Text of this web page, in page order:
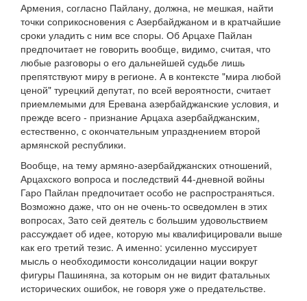
Армения, согласно Пайлану, должна, не мешкая, найти
точки соприкосновения с Азербайджаном и в кратчайшие
сроки уладить с ним все споры. Об Арцахе Пайлан
предпочитает не говорить вообще, видимо, считая, что
любые разговоры о его дальнейшей судьбе лишь
препятствуют миру в регионе. А в контексте "мира любой
ценой" турецкий депутат, по всей вероятности, считает
приемлемыми для Еревана азербайджанские условия, и
прежде всего - признание Арцаха азербайджанским,
естественно, с окончательным упразднением второй
армянской республики.
Вообще, на тему армяно-азербайджанских отношений,
Арцахского вопроса и последствий 44-дневной войны
Гаро Пайлан предпочитает особо не распространяться.
Возможно даже, что он не очень-то осведомлен в этих
вопросах, Зато сей деятель с большим удовольствием
рассуждает об идее, которую мы квалифицировали выше
как его третий тезис. А именно: усиленно муссирует
мысль о необходимости консолидации нации вокруг
фигуры Пашиняна, за которым он не видит фатальных
исторических ошибок, не говоря уже о предательстве.